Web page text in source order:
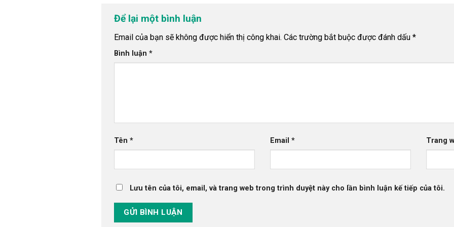
Để lại một bình luận
Email của bạn sẽ không được hiển thị công khai. Các trường bắt buộc được đánh dấu *
Bình luận *
Tên * Email * Trang
Lưu tên của tôi, email, và trang web trong trình duyệt này cho lần bình luận kế tiếp của tôi.